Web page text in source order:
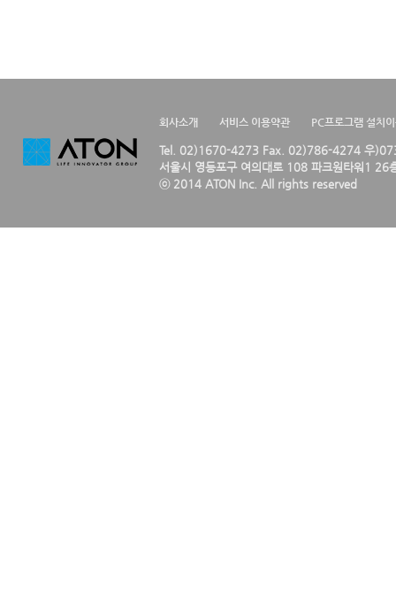
회사소개 서비스 이용약관 PC프로그램 설치
Tel. 02)1670-4273 Fax. 02)786-4274 우
서울시 영등포구 여의대로 108 파크원타워1 26
ⓒ 2014 ATON Inc. All rights reserved